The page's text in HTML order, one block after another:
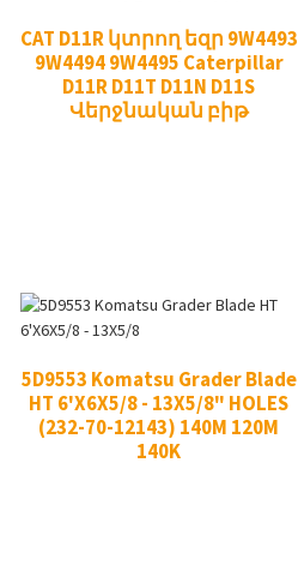
CAT D11R կտրող եզր 9W4493
9W4494 9W4495 Caterpillar
D11R D11T D11N D11S
Վերջնական բիթ
5D9553 Komatsu Grader Blade
HT 6'X6X5/8 - 13X5/8" HOLES
(232-70-12143) 140M 120M
140K